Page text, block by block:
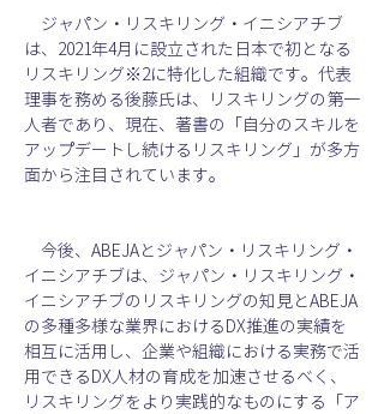
ジャパン・リスキリング・イニシアチブ
は、2021年4月に設立された日本で初となる
リスキリング※2に特化した組織です。代表
理事を務める後藤氏は、リスキリングの第一
人者であり、現在、著書の「自分のスキルを
アップデートし続けるリスキリング」が多方
面から注目されています。
今後、ABEJAとジャパン・リスキリング・
イニシアチブは、ジャパン・リスキリング・
イニシアチブのリスキリングの知見とABEJA
の多種多様な業界におけるDX推進の実績を
相互に活用し、企業や組織における実務で活
用できるDX人材の育成を加速させるべく、
リスキリングをより実践的なものにする「ア